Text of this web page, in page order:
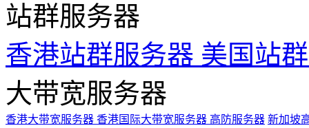
站群服务器
香港站群服务器 美国站
大带宽服务器
香港大带宽服务器 香港国际大带宽服务器 高防服务器 新加坡